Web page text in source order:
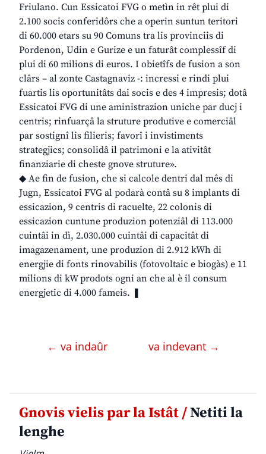
Friulano. Cun Essicatoi FVG o metìn in rêt plui di
2.100 socis conferidôrs che a operin suntun teritori
di 60.000 etars su 90 Comuns tra lis provinciis di
Pordenon, Udin e Gurize e un faturât complessîf di
plui di 60 milions di euros. I obietîfs de fusion a son
clârs – al zonte Castagnaviz -: incressi e rindi plui
fuartis lis oportunitâts dai socis e des 4 impresis; dotâ
Essicatoi FVG di une aministrazion uniche par ducj i
centris; rinfuarçâ la struture produtive e comerciâl
par sostignî lis filieris; favorî i invistiments
strategjics; consolidâ il patrimoni e la ativitât
finanziarie di cheste gnove struture».
◆ Ae fin de fusion, che si calcole dentri dal mês di
Jugn, Essicatoi FVG al podarà contâ su 8 implants di
essicazion, 9 centris di racuelte, 22 colonis di
essicazion cuntune produzion potenziâl di 113.000
cuintâi in dì, 2.030.000 cuintâi di capacitât di
imagazenament, une produzion di 2.912 kWh di
energjie di fonts rinovabilis (fotovoltaic e biogàs) e 11
milions di kW prodots ogni an che al è il consum
energjetic di 4.000 fameis. ❚
← va indaûr va indevant →
Gnovis vielis par la Istât /Netiti la
lenghe